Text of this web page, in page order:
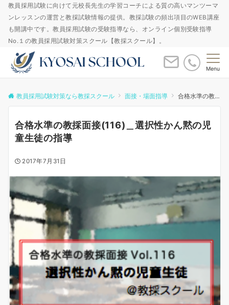
教員採用試験に向けて元校長先生の学習コーチによる質の高いマンツーマ
ンレッスンの運営と教採試験情報の提供。教採試験の頻出項目のWEB講座
も開講中です。教員採用試験の受験指導なら、オンライン個別受験指導
No.１の教員採用試験対策スクール【教採スクール】。
Menu
教員採用試験対策なら教採スクール 面接・場面指導 合格水準の教採面接(116)＿選択性かん黙の児童生徒の指導
合格水準の教採面接(116)＿選択性かん黙の児
童生徒の指導
2017年7月31日